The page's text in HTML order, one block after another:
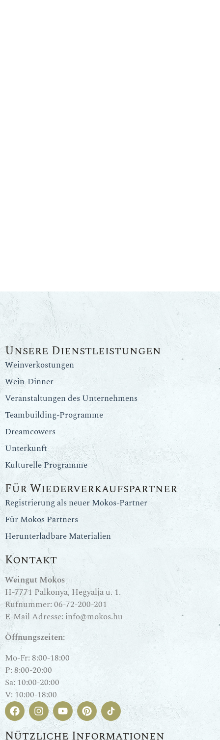
Unsere Dienstleistungen
Weinverkostungen
Wein-Dinner
Veranstaltungen des Unternehmens
Teambuilding-Programme
Dreamcowers
Unterkunft
Kulturelle Programme
Für Wiederverkaufspartner
Registrierung als neuer Mokos-Partner
Für Mokos Partners
Herunterladbare Materialien
Kontakt
Weingut Mokos
H-7771 Palkonya, Hegyalja u. 1.
Rufnummer:06-72-200-201
E-Mail Adresse: info@mokos.hu
Öffnungszeiten:
Mo-Fr: 8:00-18:00
P: 8:00-20:00
Sa: 10:00-20:00
V: 10:00-18:00
Nützliche Informationen